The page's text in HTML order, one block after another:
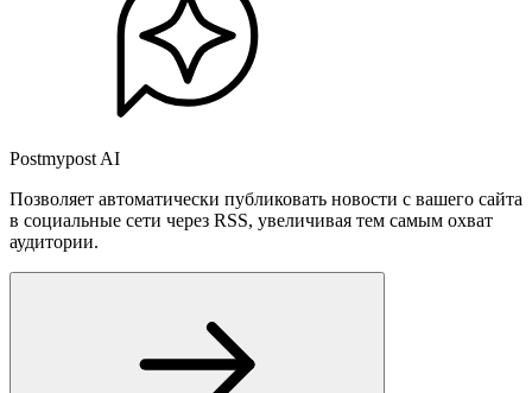
Postmypost AI
Позволяет автоматически публиковать новости с вашего сайта
в социальные сети через RSS, увеличивая тем самым охват
аудитории.